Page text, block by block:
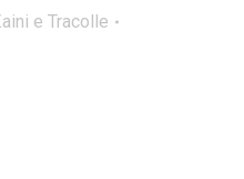
e Tracolle